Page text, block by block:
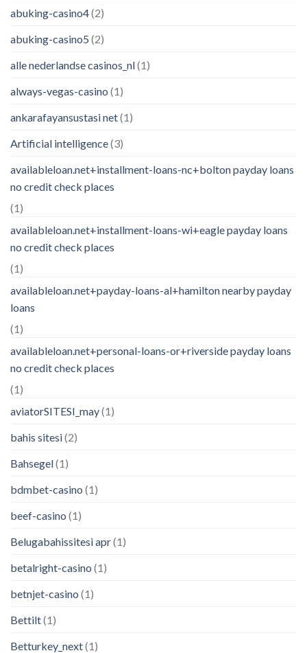
abuking-casino4(2)
abuking-casino5 (2)
alle nederlandse casinos_nl(1)
always-vegas-casino (1)
ankarafayansustasi net(1)
Artificial intelligence(3)
availableloan.net+installment-loans-nc+bolton payday loans
no credit check places
(1)
availableloan.net+installment-loans-wi+eagle payday loans
no credit check places
(1)
availableloan.net+payday-loans-al+hamilton nearby payday
loans
(1)
availableloan.net+personal-loans-or+riverside payday loans
no credit check places
(1)
aviatorSITESI_may(1)
bahis sitesi(2)
Bahsegel(1)
bdmbet-casino (1)
beef-casino (1)
Belugabahissitesi apr(1)
betalright-casino (1)
betnjet-casino (1)
Bettilt(1)
Betturkey_next(1)